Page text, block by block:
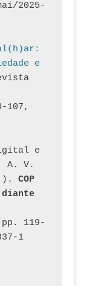
2025-
e
107,
e
A. V.
COP
pp. 119-
1